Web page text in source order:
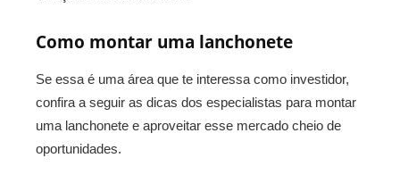
Como montar uma lanchonete
Se essa é uma área que te interessa como investidor,
confira a seguir as dicas dos especialistas para montar
uma lanchonete e aproveitar esse mercado cheio de
oportunidades.